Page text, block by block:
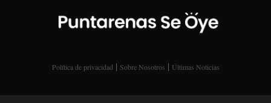
Política de privacidad | Sobre Nosotros | Últimas Noticias